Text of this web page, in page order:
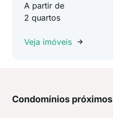
A partir de
2 quartos
Veja imóveis
Condomínios próximos